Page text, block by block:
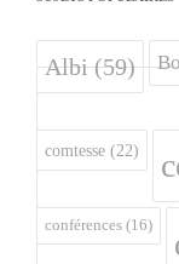
Albi(59)
comtesse (22)
conférences (16)